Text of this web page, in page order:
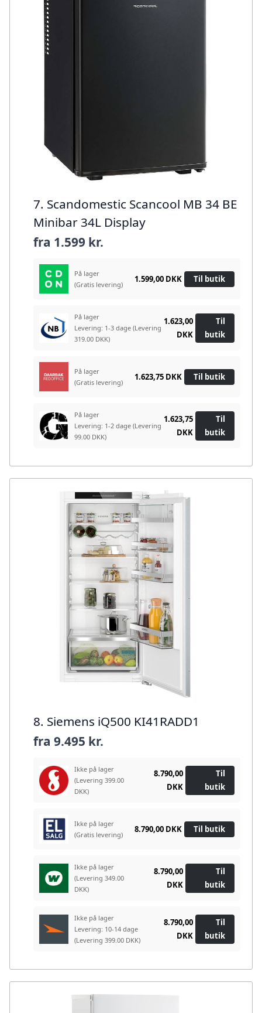
7. Scandomestic Scancool MB 34 BE
Minibar 34L Display
fra 1.599 kr.
På lager
(Gratis levering)
1.599,00 DKK Til butik
På lager
Levering: 1-3 dage (Levering
319.00 DKK)
1.623,00
DKK
Til
butik
På lager
(Gratis levering)
1.623,75 DKK Til butik
På lager
Levering: 1-2 dage (Levering
99.00 DKK)
1.623,75
DKK
Til
butik
8. Siemens iQ500 KI41RADD1
fra 9.495 kr.
Ikke på lager
(Levering 399.00
DKK)
8.790,00
DKK
Til
butik
Ikke på lager
(Gratis levering)
8.790,00 DKK Til butik
Ikke på lager
(Levering 349.00
DKK)
8.790,00
DKK
Til
butik
Ikke på lager
Levering: 10-14 dage
(Levering 399.00 DKK)
8.790,00
DKK
Til
butik